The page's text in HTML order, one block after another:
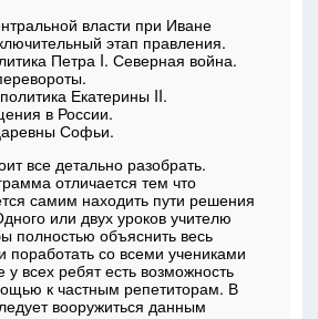
власти при Иване
этап правления.
Петра I. Северная война.
Екатерины II.
в России.
Софьи.
все детально разобрать.
отличается тем что
самим находить пути решения
или двух уроков учителю
полностью объяснить весь
со всеми учениками
всех ребят есть возможность
к частным репетиторам. В
вооружиться данным